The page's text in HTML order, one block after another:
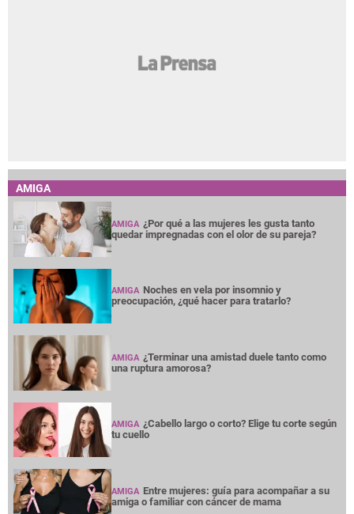
AMIGA
AMIGA ¿Por qué a las mujeres les gusta tanto
quedar impregnadas con el olor de su pareja?
AMIGA Noches en vela por insomnio y
preocupación, ¿qué hacer para tratarlo?
AMIGA ¿Terminar una amistad duele tanto como
una ruptura amorosa?
AMIGA ¿Cabello largo o corto? Elige tu corte según
tu cuello
AMIGA Entre mujeres: guía para acompañar a su
amiga o familiar con cáncer de mama